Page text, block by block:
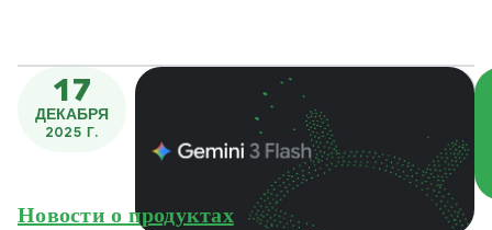
17
ДЕКАБРЯ
2025 Г.
Новости о продуктах